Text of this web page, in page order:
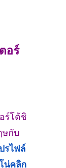
อร์
ร์โต้ชิ
ษกับ
รไฟล์
น่คลิก